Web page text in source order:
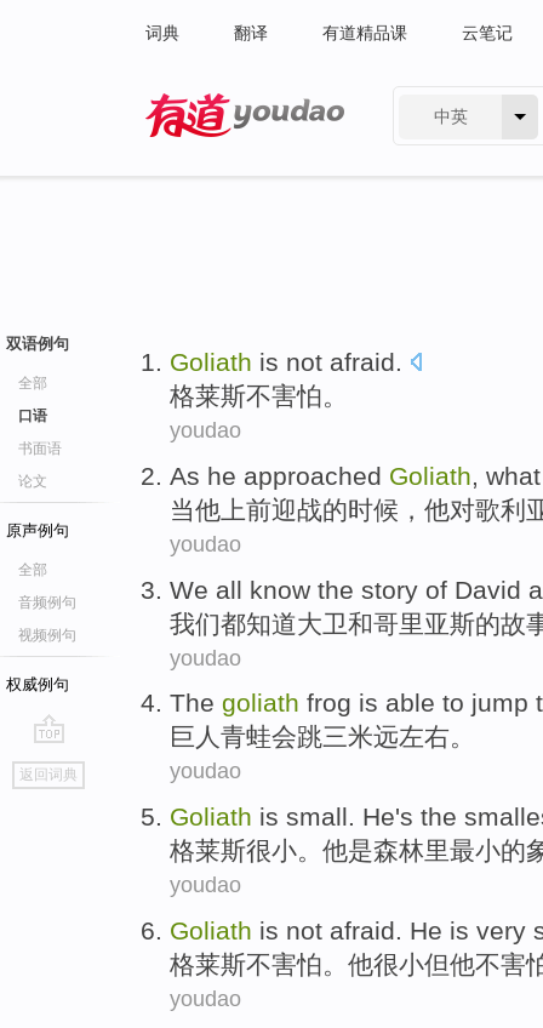
词典 翻译 有道精品课 云笔记
中英
双语例句
全部
口语
书面语
论文
原声例句
全部
音频例句
视频例句
权威例句
go
top
返回词典
Goliath is not afraid.
格莱斯不害怕。
youdao
As he approached Goliath,
当他 上前迎战的时候，他对歌利
youdao
We all know the story of David
我们都知道大卫和哥里亚斯的故
youdao
The goliath frog is able to jump
巨人 青蛙会跳三米远左右。
youdao
Goliath is small. He's the
格莱斯很小。 他是森林里最小的
youdao
Goliath is not afraid. He is very
格莱斯不害怕。 他很小但他不害
youdao